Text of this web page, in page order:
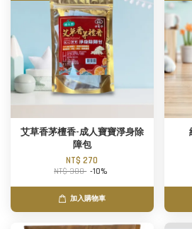
艾草香茅檀香-成人寶寶淨身除
障包
NT$ 270
NT$ 300 -10%
加入購物車